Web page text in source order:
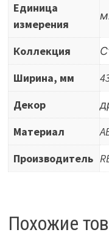
Единица
измерения
Коллекция
Ширина, мм
Декор
Материал
Производитель
Похожие